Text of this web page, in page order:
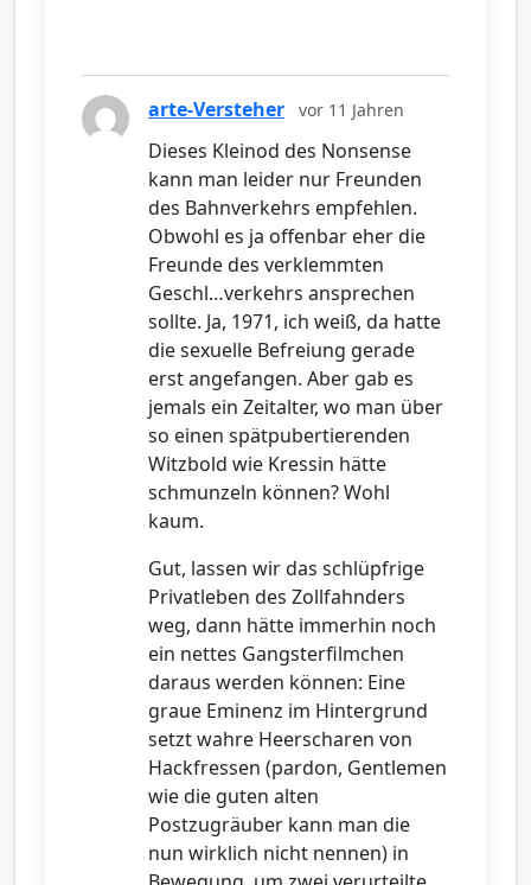
arte-Versteher vor 11 Jahren
Dieses Kleinod des Nonsense
kann man leider nur Freunden
des Bahnverkehrs empfehlen.
Obwohl es ja offenbar eher die
Freunde des verklemmten
Geschl…verkehrs ansprechen
sollte. Ja, 1971, ich weiß, da hatte
die sexuelle Befreiung gerade
erst angefangen. Aber gab es
jemals ein Zeitalter, wo man über
so einen spätpubertierenden
Witzbold wie Kressin hätte
schmunzeln können? Wohl
kaum.
Gut, lassen wir das schlüpfrige
Privatleben des Zollfahnders
weg, dann hätte immerhin noch
ein nettes Gangsterfilmchen
daraus werden können: Eine
graue Eminenz im Hintergrund
setzt wahre Heerscharen von
Hackfressen (pardon, Gentlemen
wie die guten alten
Postzugräuber kann man die
nun wirklich nicht nennen) in